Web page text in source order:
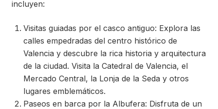
incluyen:
Visitas guiadas por el casco antiguo: Explora las
calles empedradas del centro histórico de
Valencia y descubre la rica historia y arquitectura
de la ciudad. Visita la Catedral de Valencia, el
Mercado Central, la Lonja de la Seda y otros
lugares emblemáticos.
Paseos en barca por la Albufera: Disfruta de un